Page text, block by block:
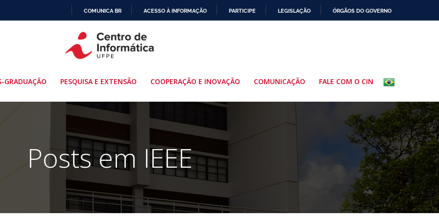
PARA
O
COMUNICA BR ACESSO À INFORMAÇÃO PARTICIPE LEGISLAÇÃO ÓRGÃOS DO GOVERNO
GRADUAÇÃO PESQUISA E EXTENSÃO COOPERAÇÃO E INOVAÇÃO COMUNICAÇÃO FALE COM O CIN
Posts em IEEE